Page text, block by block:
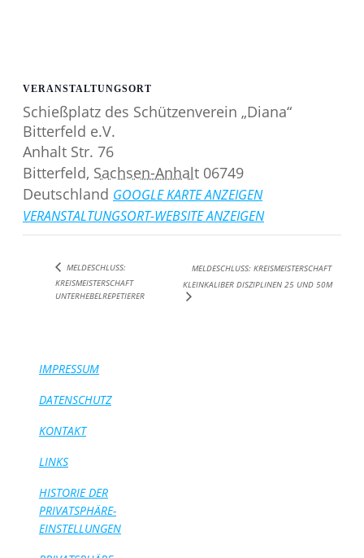
VERANSTALTUNGSORT
Schießplatz des Schützenverein „Diana“
Bitterfeld e.V.
Anhalt Str. 76
Bitterfeld, Sachsen-Anhalt 06749
Deutschland GOOGLE KARTE ANZEIGEN
VERANSTALTUNGSORT-WEBSITE ANZEIGEN
MELDESCHLUSS:
KREISMEISTERSCHAFT
UNTERHEBELREPETIERER
MELDESCHLUSS: KREISMEISTERSCHAFT
KLEINKALIBER DISZIPLINEN 25 UND 50M
IMPRESSUM
DATENSCHUTZ
KONTAKT
LINKS
HISTORIE DER
PRIVATSPHÄRE-
EINSTELLUNGEN